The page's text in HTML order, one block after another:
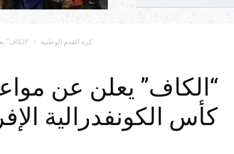
كرة القدم الوطنية “الكاف”
“الكاف” يعلن عن
كأس الكونفدرالية